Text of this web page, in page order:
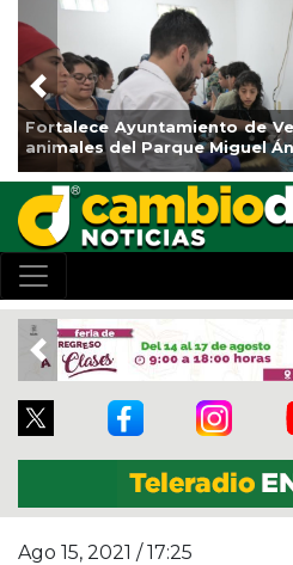
Ayuntamiento de
del Parque Miguel
Previous
Previous
Ago 15, 2021 / 17:25